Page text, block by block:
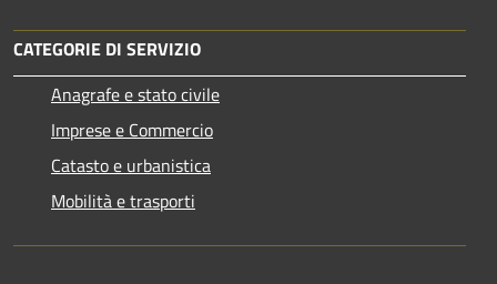
CATEGORIE DI SERVIZIO
Anagrafe e stato civile
Imprese e Commercio
Catasto e urbanistica
Mobilità e trasporti